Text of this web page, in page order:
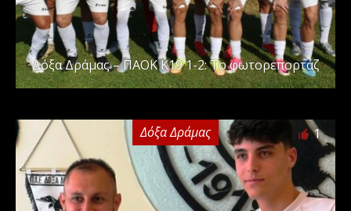
Δόξα Δράμας – ΠΑΟΚ Κ19 1-2: Το φωτορεπορτάζ
Δόξα Δράμας 1